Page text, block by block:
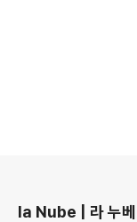
la Nube | 라 누베